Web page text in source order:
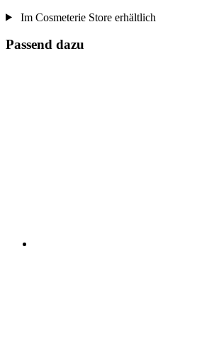
Im Cosmeterie Store erhältlich
Passend dazu